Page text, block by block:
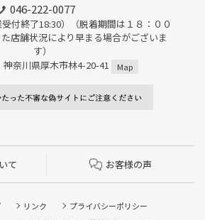
046-222-0077
付終了18:30）（脱着期間は１８：００
店舗状況により早まる場合がございま
す）
奈川県厚木市林4-20-41
Map
て お客様の声
リンク
プライバシーポリシー